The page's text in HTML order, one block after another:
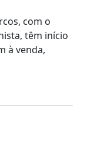
com o
têm início
à venda,